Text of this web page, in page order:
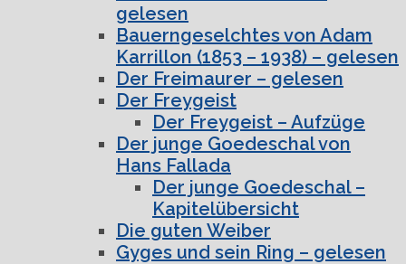
gelesen
Bauerngeselchtes von Adam
Karrillon (1853 – 1938) – gelesen
Der Freimaurer – gelesen
Der Freygeist
Der Freygeist – Aufzüge
Der junge Goedeschal von
Hans Fallada
Der junge Goedeschal –
Kapitelübersicht
Die guten Weiber
Gyges und sein Ring – gelesen